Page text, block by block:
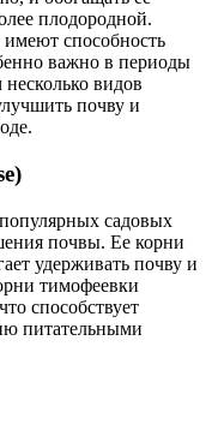
плодородной.
способность
важно в периоды
видов
почву и
садовых
почвы. Ее корни
удерживать почву и
тимофеевки
способствует
питательными